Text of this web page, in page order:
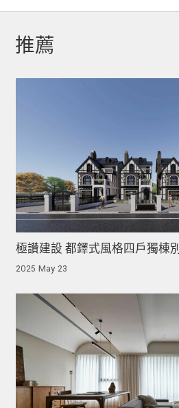
推薦
極讚建設 都鐸式風格四戶獨棟別
Awards 榮獲金獎！
2025 May 23